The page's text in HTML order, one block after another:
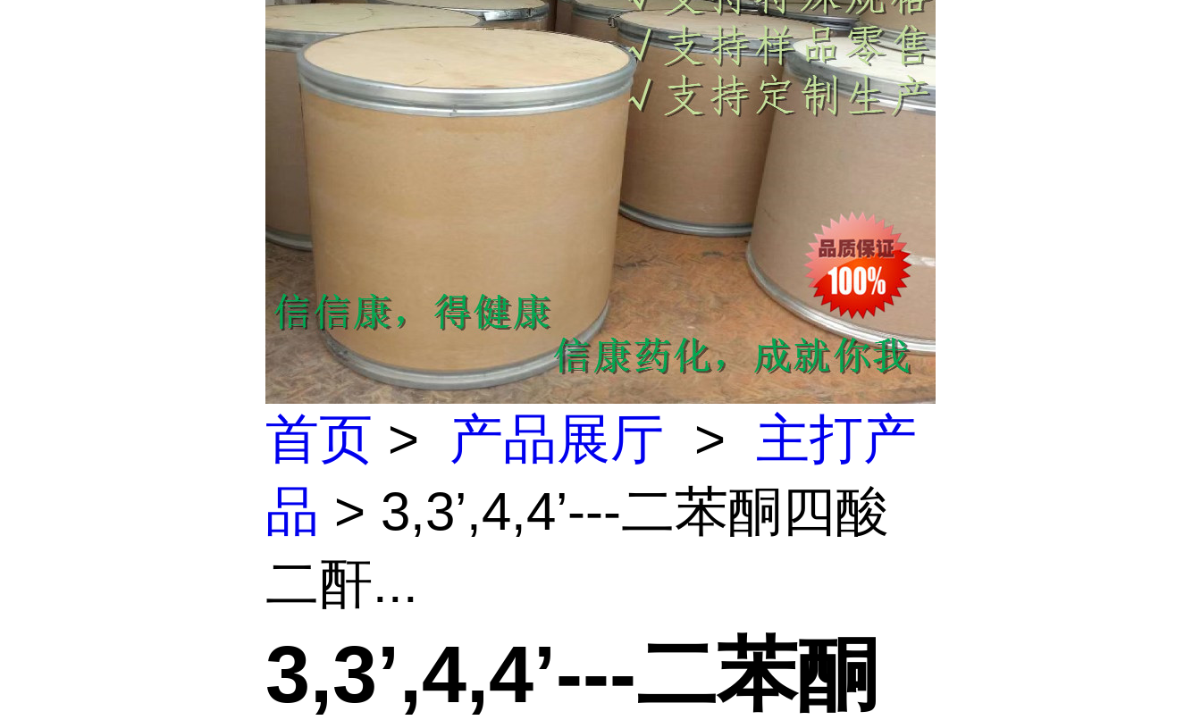
首页 > 产品展厅 > 主打产
品 > 3,3’,4,4’---二苯酮四酸
二酐...
3,3’,4,4’---二苯酮